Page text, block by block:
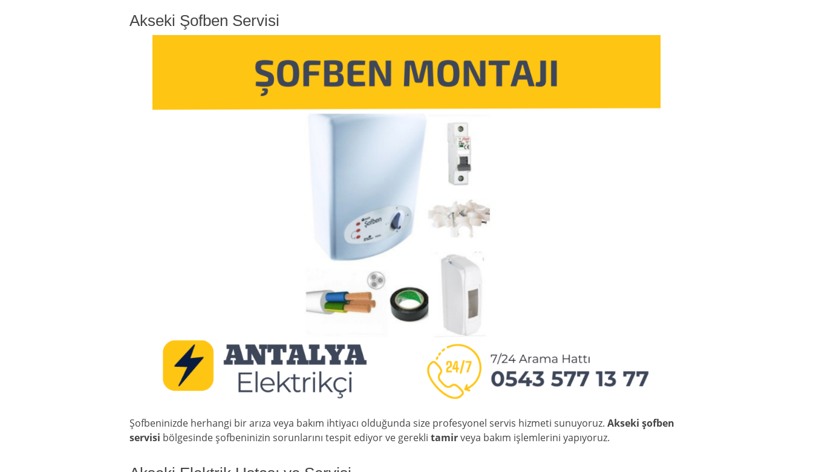
Akseki Şofben Servisi
Şofbeninizde herhangi bir arıza veya bakım ihtiyacı olduğunda size profesyonel servis hizmeti sunuyoruz. Akseki şofben
servisi bölgesinde şofbeninizin sorunlarını tespit ediyor ve gerekli tamirveya bakım işlemlerini yapıyoruz.